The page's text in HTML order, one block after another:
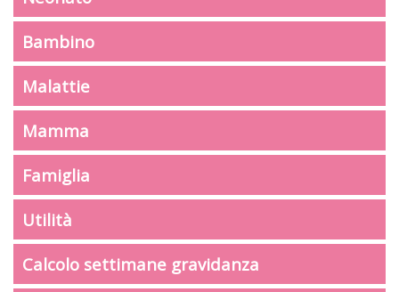
Bambino
Malattie
Mamma
Famiglia
Utilità
Calcolo settimane gravidanza